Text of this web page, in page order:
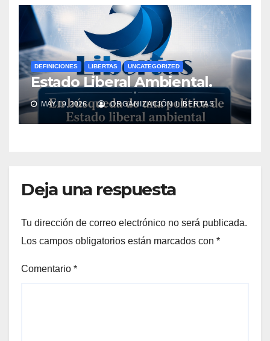
DEFINICIONES LIBERTAS UNCATEGORIZED
Estado Liberal Ambiental.
MAY 19, 2026 ORGANIZACIÓN LIBERTAS
Deja una respuesta
Tu dirección de correo electrónico no será publicada.
Los campos obligatorios están marcados con *
Comentario *